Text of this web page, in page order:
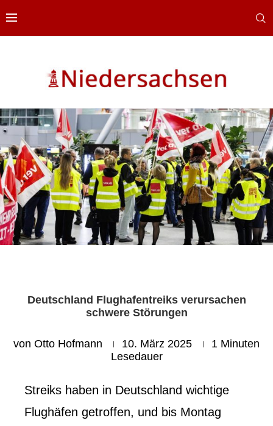
Deutschland Flughafentreiks verursachen
schwere Störungen
von Otto Hofmann 10. März 2025
1 Minuten
Lesedauer
Streiks haben in Deutschland wichtige
Flughäfen getroffen, und bis Montag